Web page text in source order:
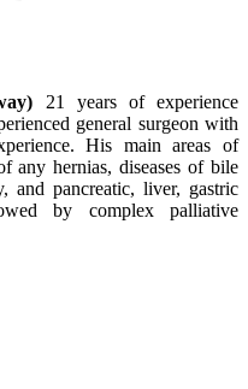
21 years of experience
general surgeon with
His main areas of
any hernias, diseases of bile
and pancreatic, liver, gastric
by complex palliative